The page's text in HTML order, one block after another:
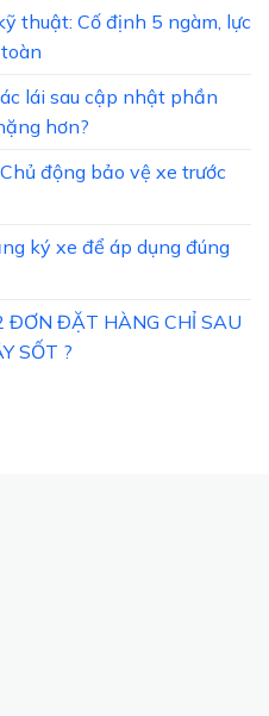
thuật: Cố định 5 ngàm, lực
lái sau cập nhật phần
hơn?
động bảo vệ xe trước
ký xe để áp dụng đúng
ĐƠN ĐẶT HÀNG CHỈ SAU
SỐT ?